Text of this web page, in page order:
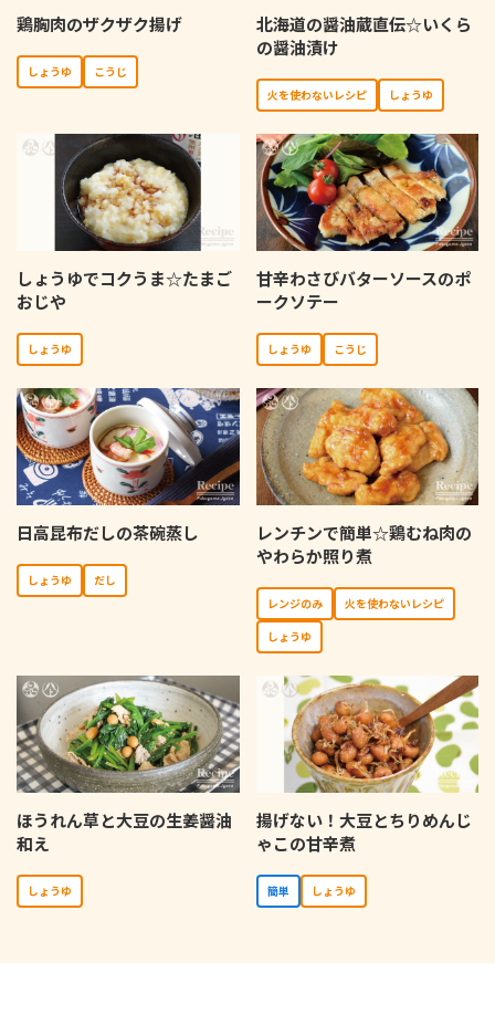
鶏胸肉のザクザク揚げ
しょうゆ こうじ
北海道の醤油蔵直伝☆いくら
の醤油漬け
⽕を使わないレシピ しょうゆ
しょうゆでコクうま☆たまご
おじや
しょうゆ
甘辛わさびバターソースのポ
ークソテー
しょうゆ こうじ
日高昆布だしの茶碗蒸し
しょうゆ だし
レンチンで簡単☆鶏むね肉の
やわらか照り煮
レンジのみ
⽕を使わないレシピ
しょうゆ
ほうれん草と大豆の生姜醤油
和え
しょうゆ
揚げない！大豆とちりめんじ
ゃこの甘辛煮
簡単 しょうゆ